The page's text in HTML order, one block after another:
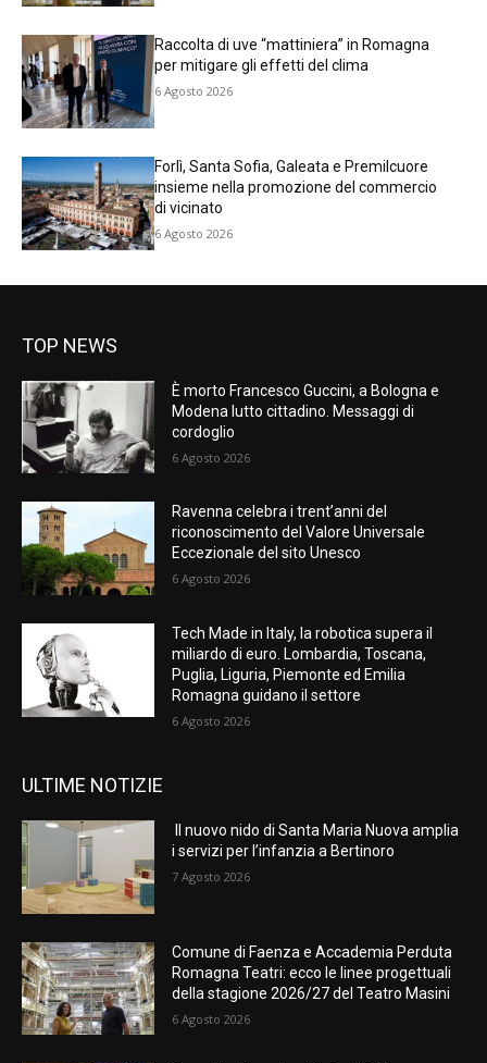
Raccolta di uve “mattiniera” in Romagna
per mitigare gli effetti del clima
6 Agosto 2026
Forlì, Santa Sofia, Galeata e Premilcuore
insieme nella promozione del commercio
di vicinato
6 Agosto 2026
TOP NEWS
È morto Francesco Guccini, a Bologna e
Modena lutto cittadino. Messaggi di
cordoglio
6 Agosto 2026
Ravenna celebra i trent’anni del
riconoscimento del Valore Universale
Eccezionale del sito Unesco
6 Agosto 2026
Tech Made in Italy, la robotica supera il
miliardo di euro. Lombardia, Toscana,
Puglia, Liguria, Piemonte ed Emilia
Romagna guidano il settore
6 Agosto 2026
ULTIME NOTIZIE
Il nuovo nido di Santa Maria Nuova amplia
i servizi per l’infanzia a Bertinoro
7 Agosto 2026
Comune di Faenza e Accademia Perduta
Romagna Teatri: ecco le linee progettuali
della stagione 2026/27 del Teatro Masini
6 Agosto 2026